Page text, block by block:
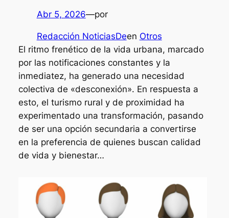
Abr 5, 2026—por
Redacción NoticiasDeen Otros
El ritmo frenético de la vida urbana, marcado
por las notificaciones constantes y la
inmediatez, ha generado una necesidad
colectiva de «desconexión». En respuesta a
esto, el turismo rural y de proximidad ha
experimentado una transformación, pasando
de ser una opción secundaria a convertirse
en la preferencia de quienes buscan calidad
de vida y bienestar…